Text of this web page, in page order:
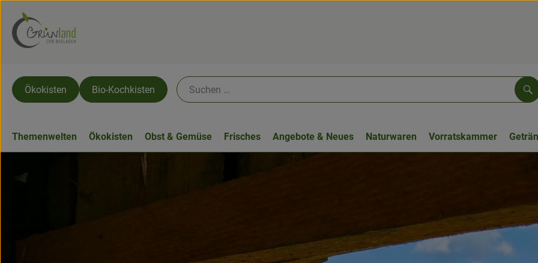
Ökokisten Bio-Kochkisten
Themenwelten Ökokisten Obst & Gemüse Frisches Angebote & Neues Naturwaren Vorratskammer